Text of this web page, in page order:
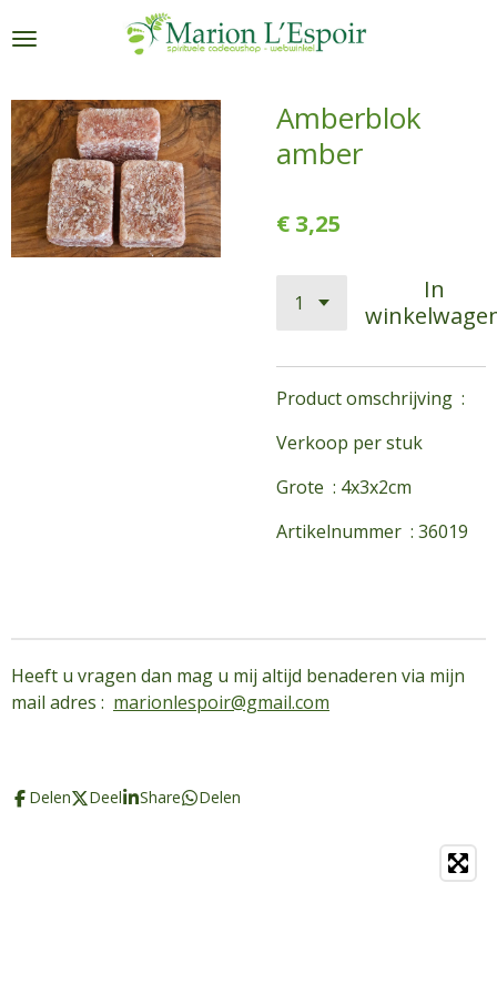
direct
de
hoofdinhoud
Amberblok
amber
€ 3,25
In
Product omschrijving :
Verkoop per stuk
Grote : 4x3x2cm
Artikelnummer : 36019
Heeft u vragen dan mag u mij altijd benaderen via mijn
mail adres : marionlespoir@gmail.com
Delen Deel Share Delen